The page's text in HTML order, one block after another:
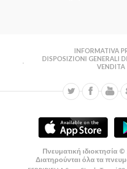
INFORMATIVA
DISPOSIZIONI GENERALI
VENDITA
Πνευματική ιδιοκτησία
Διατηρούνται όλα τα